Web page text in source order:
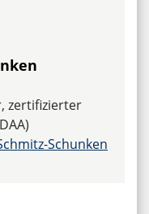
zertifizierter
Schunken